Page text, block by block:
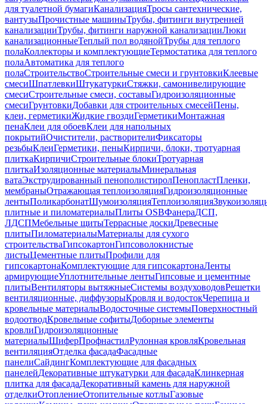
для туалетной бумагиКанализацияТросы сантехнические,
вантузыПрочистные машиныТрубы, фитинги внутренней
канализацииТрубы, фитинги наружной канализацииЛюки
канализационныеТеплый пол водянойТрубы для теплого
полаКоллекторы и комплектующиеТермостатика для теплого
полаАвтоматика для теплого
полаСтроительствоСтроительные смеси и грунтовкиКлеевые
смесиШпатлевкиШтукатуркиСтяжки, самонивелирующие
смесиСтроительные смеси, составыГидроизоляционные
смесиГрунтовкиДобавки для строительных смесейПены,
клеи, герметикиЖидкие гвоздиГерметикиМонтажная
пенаКлеи для обоевКлеи для напольных
покрытийОчистители, растворителиФиксаторы
резьбыКлеиГерметики, пеныКирпичи, блоки, тротуарная
плиткаКирпичиСтроительные блокиТротуарная
плиткаИзоляционные материалыМинеральная
ватаЭкструдированный пенополистиролПенопластПленки,
мембраныОтражающая теплоизоляцияГидроизоляционные
лентыПоликарбонатШумоизоляцияТеплоизоляция
плитные и пиломатериалыПлиты OSBФанераДСП,
ЛДСПМебельные щитыТеррасные доскиДревесные
плитыПиломатериалыМатериалы для сухого
строительстваГипсокартонГипсоволокнистые
листыЦементные плитыПрофили для
гипсокартонаКомплектующие для гипсокартонаЛенты
армирующиеУплотнительные лентыГипсовые и цементные
плитыВентиляторы вытяжныеСистемы воздуховодовРешетки
вентиляционные, диффузорыКровля и водостокЧерепица и
кровельные материалыВодосточные системыПоверхностный
водоотводКровельные софитыДоборные элементы
кровлиГидроизоляционные
материалыШиферПрофнастилРулонная кровляКровельная
вентиляцияОтделка фасадаФасадные
панелиСайдингКомплектующие для фасадных
панелейДекоративные штукатурки для фасадаКлинкерная
плитка для фасадаДекоративный камень для наружной
отделкиОтоплениеОтопительные котлыГазовые